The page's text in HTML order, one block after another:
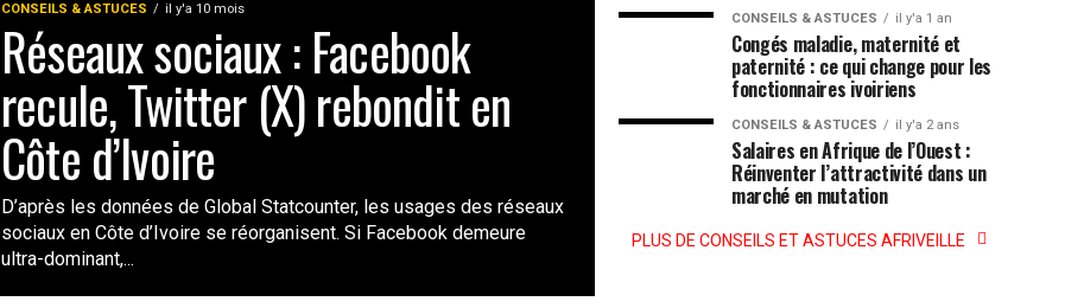
CONSEILS & ASTUCES il y'a 10 mois
Réseaux sociaux : Facebook
recule, Twitter (X) rebondit en
Côte d’Ivoire
D’après les données de Global Statcounter, les usages des réseaux
sociaux en Côte d’Ivoire se réorganisent. Si Facebook demeure
ultra-dominant,...
CONSEILS & ASTUCES il y'a 1 an
Congés maladie, maternité et
paternité : ce qui change pour les
fonctionnaires ivoiriens
CONSEILS & ASTUCES il y'a 2 ans
Salaires en Afrique de l’Ouest :
Réinventer l’attractivité dans un
marché en mutation
PLUS DE CONSEILS ET ASTUCES AFRIVEILLE